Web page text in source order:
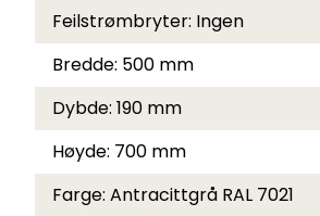
Feilstrømbryter: Ingen
Bredde: 500 mm
Dybde: 190 mm
Høyde: 700 mm
Farge: Antracittgrå RAL 7021